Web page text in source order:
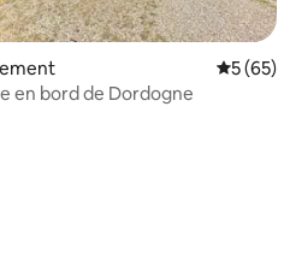
5 (65)
en bord de Dordogne